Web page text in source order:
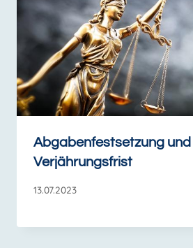
Abgabenfestsetzung
Verjährungsfrist
13.07.2023